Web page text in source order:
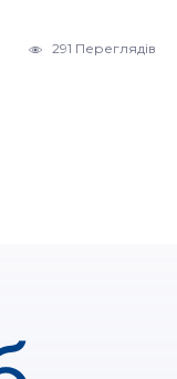
291 Переглядів